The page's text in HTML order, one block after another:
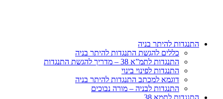
התנגדות להיתר בניה
כללים להגשת התנגדות להיתר בניה
התנגדות לתמ”א 38 – מדריך להגשת התנגדות
התנגדות לפינוי בינוי
דוגמא למכתב התנגדות להיתר בניה
התנגדות לבניה – מורה נבוכים
התנגדות לתמא 38